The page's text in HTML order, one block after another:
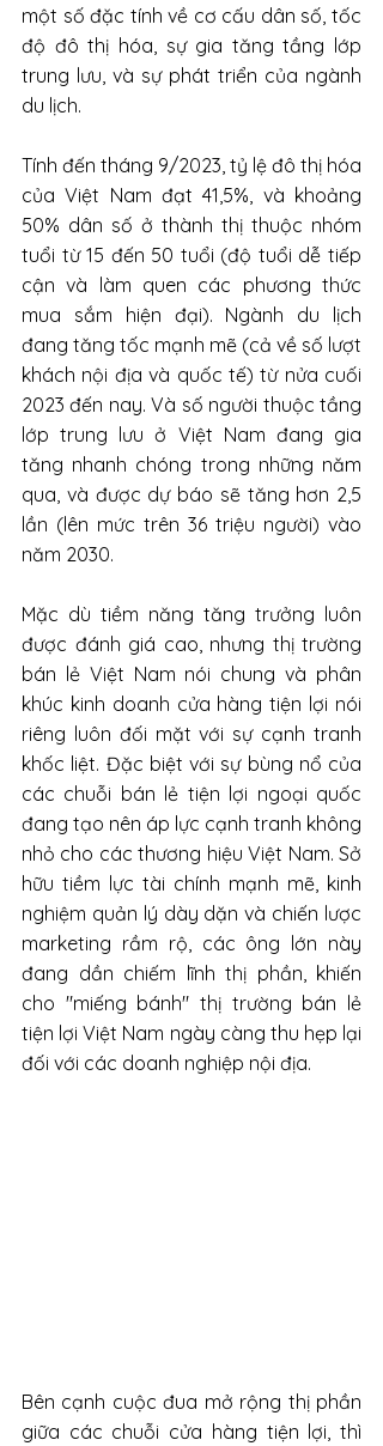
một số đặc tính về cơ cấu dân số, tốc
độ đô thị hóa, sự gia tăng tầng lớp
trung lưu, và sự phát triển của ngành
du lịch.
Tính đến tháng 9/2023, tỷ lệ đô thị hóa
của Việt Nam đạt 41,5%, và khoảng
50% dân số ở thành thị thuộc nhóm
tuổi từ 15 đến 50 tuổi (độ tuổi dễ tiếp
cận và làm quen các phương thức
mua sắm hiện đại). Ngành du lịch
đang tăng tốc mạnh mẽ (cả về số lượt
khách nội địa và quốc tế) từ nửa cuối
2023 đến nay. Và số người thuộc tầng
lớp trung lưu ở Việt Nam đang gia
tăng nhanh chóng trong những năm
qua, và được dự báo sẽ tăng hơn 2,5
lần (lên mức trên 36 triệu người) vào
năm 2030.
Mặc dù tiềm năng tăng trưởng luôn
được đánh giá cao, nhưng thị trường
bán lẻ Việt Nam nói chung và phân
khúc kinh doanh cửa hàng tiện lợi nói
riêng luôn đối mặt với sự cạnh tranh
khốc liệt. Đặc biệt với sự bùng nổ của
các chuỗi bán lẻ tiện lợi ngoại quốc
đang tạo nên áp lực cạnh tranh không
nhỏ cho các thương hiệu Việt Nam. Sở
hữu tiềm lực tài chính mạnh mẽ, kinh
nghiệm quản lý dày dặn và chiến lược
marketing rầm rộ, các ông lớn này
đang dần chiếm lĩnh thị phần, khiến
cho "miếng bánh" thị trường bán lẻ
tiện lợi Việt Nam ngày càng thu hẹp lại
đối với các doanh nghiệp nội địa.
Bên cạnh cuộc đua mở rộng thị phần
giữa các chuỗi cửa hàng tiện lợi, thì